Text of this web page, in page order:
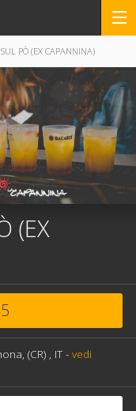
PÒ (EX CAPANNINA)
(EX
(CR) , IT - vedi